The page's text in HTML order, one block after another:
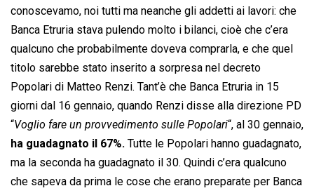
conoscevamo, noi tutti ma neanche gli addetti ai lavori: che
Banca Etruria stava pulendo molto i bilanci, cioè che c’era
qualcuno che probabilmente doveva comprarla, e che quel
titolo sarebbe stato inserito a sorpresa nel decreto
Popolari di Matteo Renzi. Tant’è che Banca Etruria in 15
giorni dal 16 gennaio, quando Renzi disse alla direzione PD
“Voglio fare un provvedimento sulle Popolari“, al 30 gennaio,
ha guadagnato il 67%. Tutte le Popolari hanno guadagnato,
ma la seconda ha guadagnato il 30. Quindi c’era qualcuno
che sapeva da prima le cose che erano preparate per Banca